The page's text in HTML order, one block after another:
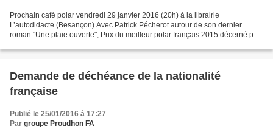
Prochain café polar vendredi 29 janvier 2016 (20h) à la librairie
L’autodidacte (Besançon) Avec Patrick Pécherot autour de son dernier
roman "Une plaie ouverte", Prix du meilleur polar français 2015 décerné par
Demande de déchéance de la nationalité
française
Publié le 25/01/2016 à 17:27
Par groupe Proudhon FA